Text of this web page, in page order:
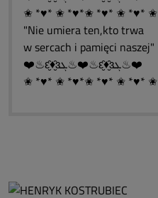
✬ *♥* ✬ *♥*✬ *♥* ✬ *♥* ✬
"Nie umiera ten,kto trwa
w sercach i pamięci naszej"
❤️♨ԑ̮̑♦̮̑ɜܓ♨❤️♨ԑ̮̑♦̮̑ɜܓ♨❤️
✬ *♥* ✬ *♥*✬ *♥* ✬ *♥* ✬